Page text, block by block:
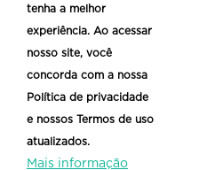
Sobre a Belotur
tenha a melhor
experiência. Ao acessar
nosso site, você
concorda com a nossa
Política de privacidade
e nossos Termos de uso
atualizados.
Mais informação